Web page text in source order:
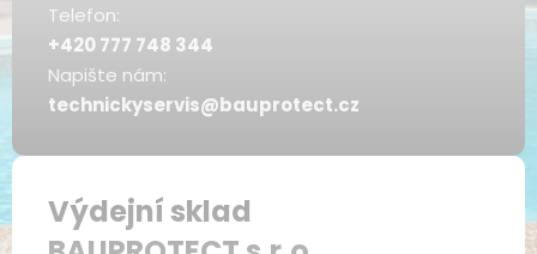
Telefon:
+420 777 748 344
Napište nám:
technickyservis@bauprotect.cz
Výdejní sklad